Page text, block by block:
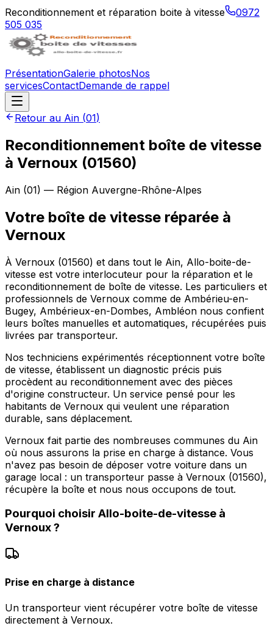
Reconditionnement et réparation boite à vitesse
0972
505 035
PrésentationGalerie photosNos
servicesContactDemande de rappel
Retour au Ain (01)
Reconditionnement boîte de vitesse
à Vernoux (01560)
Ain (01) — Région Auvergne-Rhône-Alpes
Votre boîte de vitesse réparée à
Vernoux
À Vernoux (01560) et dans tout le Ain, Allo-boite-de-
vitesse est votre interlocuteur pour la réparation et le
reconditionnement de boîte de vitesse. Les particuliers et
professionnels de Vernoux comme de Ambérieu-en-
Bugey, Ambérieux-en-Dombes, Ambléon nous confient
leurs boîtes manuelles et automatiques, récupérées puis
livrées par transporteur.
Nos techniciens expérimentés réceptionnent votre boîte
de vitesse, établissent un diagnostic précis puis
procèdent au reconditionnement avec des pièces
d'origine constructeur. Un service pensé pour les
habitants de Vernoux qui veulent une réparation
durable, sans déplacement.
Vernoux fait partie des nombreuses communes du Ain
où nous assurons la prise en charge à distance. Vous
n'avez pas besoin de déposer votre voiture dans un
garage local : un transporteur passe à Vernoux (01560),
récupère la boîte et nous nous occupons de tout.
Pourquoi choisir Allo-boite-de-vitesse à
Vernoux?
Prise en charge à distance
Un transporteur vient récupérer votre boîte de vitesse
directement à Vernoux.